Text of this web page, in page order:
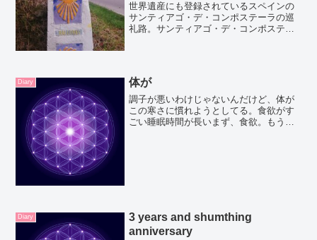
世界遺産にも登録されているスペインの
サンティアゴ・デ・コンポステーラの巡
礼路。サンティアゴ・デ・コンポステー
す。北の道を歩いた記録です。時間と体
力は必要になりますが、貴重な経験がで
き今まで知らなかった自分に出会うこと
ができるかもしれませんよ。
Diary 体が
調子が悪いわけじゃないんだけど、体が
この寒さに慣れようとしてる。食欲がす
ごい睡眠時間が長いまず、食欲。もう体
Diary
3 years and shumthing
anniversary